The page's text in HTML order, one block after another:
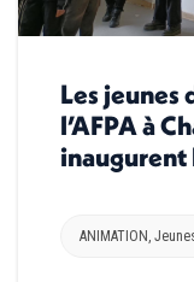
Les jeunes
l’AFPA à
inaugurent
ANIMATION ,